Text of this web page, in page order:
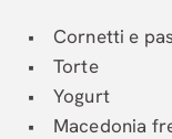
Perché il ristorante
Il ristorante interno
• Cornetti e
• Torte
• Yogurt
• Macedonia